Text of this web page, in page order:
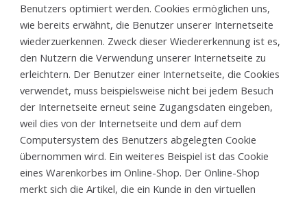
Benutzers optimiert werden. Cookies ermöglichen uns,
wie bereits erwähnt, die Benutzer unserer Internetseite
wiederzuerkennen. Zweck dieser Wiedererkennung ist es,
den Nutzern die Verwendung unserer Internetseite zu
erleichtern. Der Benutzer einer Internetseite, die Cookies
verwendet, muss beispielsweise nicht bei jedem Besuch
der Internetseite erneut seine Zugangsdaten eingeben,
weil dies von der Internetseite und dem auf dem
Computersystem des Benutzers abgelegten Cookie
übernommen wird. Ein weiteres Beispiel ist das Cookie
eines Warenkorbes im Online-Shop. Der Online-Shop
merkt sich die Artikel, die ein Kunde in den virtuellen